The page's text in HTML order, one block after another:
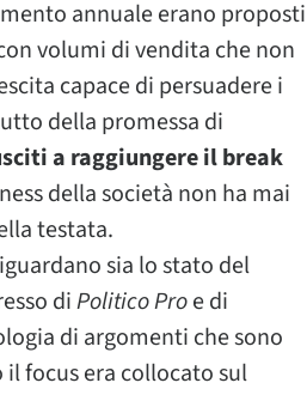
annuale erano proposti
volumi di vendita che non
capace di persuadere i
della promessa di
a raggiungere il break
della società non ha mai
testata.
sia lo stato del
diPolitico Proe di
di argomenti che sono
focus era collocato sul